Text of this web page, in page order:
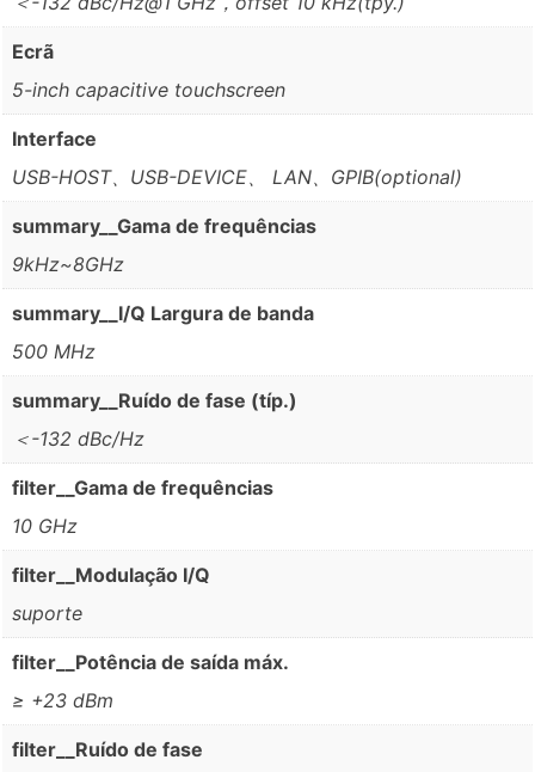
Ecrã
5-inch capacitive touchscreen
Interface
USB-HOST、USB-DEVICE、 LAN、GPIB(optional)
summary__Gama de frequências
9kHz~8GHz
summary__I/Q Largura de banda
500 MHz
summary__Ruído de fase (típ.)
＜-132 dBc/Hz
filter__Gama de frequências
10 GHz
filter__Modulação I/Q
suporte
filter__Potência de saída máx.
≥ +23 dBm
filter__Ruído de fase